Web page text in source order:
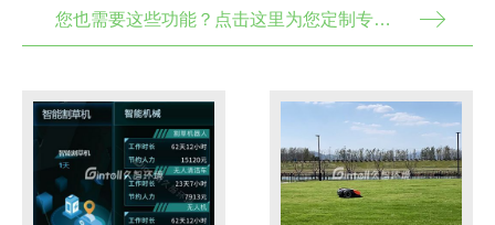
您也需要这些功能？点击这里为您定制专属解决方案